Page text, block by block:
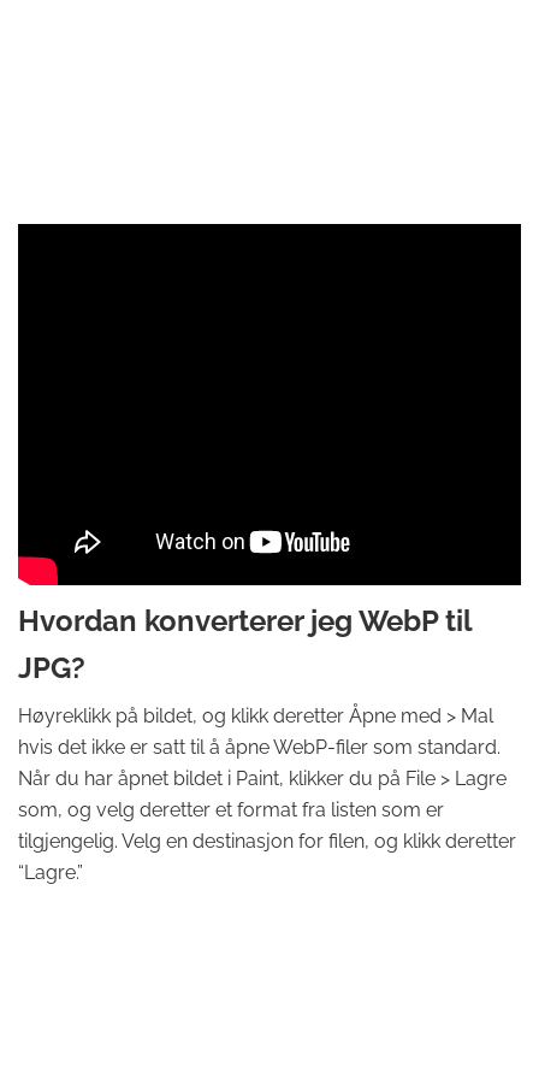
Hvordan konverterer jeg WebP til
JPG?
Høyreklikk på bildet, og klikk deretter Åpne med > Mal
hvis det ikke er satt til å åpne WebP-filer som standard.
Når du har åpnet bildet i Paint, klikker du på File > Lagre
som, og velg deretter et format fra listen som er
tilgjengelig. Velg en destinasjon for filen, og klikk deretter
“Lagre.”